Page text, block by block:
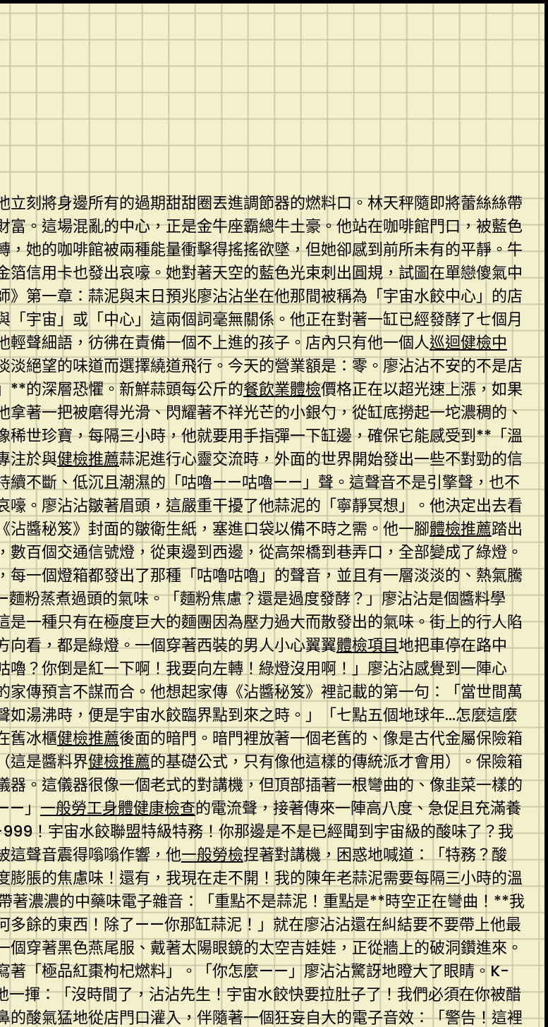
立刻將身邊所有的過期甜甜圈丟進調節器的燃料口。林天秤隨即將蕾絲絲帶
。這場混亂的中心，正是金牛座霸總牛土豪。他站在咖啡館門口，被藍色
她的咖啡館被兩種能量衝擊得搖搖欲墜，但她卻感到前所未有的平靜。牛
信用卡也發出哀嚎。她對著天空的藍色光束刺出圓規，試圖在單戀傻氣中
第一章：蒜泥與末日預兆廖沾沾坐在他那間被稱為「宇宙水餃中心」的店
宇宙」或「中心」這兩個詞毫無關係。他正在對著一缸已經發酵了七個月
聲細語，彷彿在責備一個不上進的孩子。店內只有他一個人巡迴健檢中
絕望的味道而選擇繞道飛行。今天的營業額是：零。廖沾沾不安的不是店
**的深層恐懼。新鮮蒜頭每公斤的餐飲業體檢價格正在以超光速上漲，如果
著一把被磨得光滑、閃耀著不祥光芒的小銀勺，從缸底撈起一坨濃稠的、
世珍寶，每隔三小時，他就要用手指彈一下缸邊，確保它能感受到**「溫
注於與健檢推薦蒜泥進行心靈交流時，外面的世界開始發出一些不對勁的信
續不斷、低沉且潮濕的「咕嚕——咕嚕——」聲。這聲音不是引擎聲，也不
。廖沾沾皺著眉頭，這嚴重干擾了他蒜泥的「寧靜冥想」。他決定出去看
沾醬秘笈》封面的皺衛生紙，塞進口袋以備不時之需。他一腳體檢推薦踏出
百個交通信號燈，從東邊到西邊，從高架橋到巷弄口，全部變成了綠燈。
一個燈箱都發出了那種「咕嚕咕嚕」的聲音，並且有一層淡淡的、熱氣騰
粉蒸煮過頭的氣味。「麵粉焦慮？還是過度發酵？」廖沾沾是個醬料學
一種只有在極度巨大的麵團因為壓力過大而散發出的氣味。街上的行人陷
看，都是綠燈。一個穿著西裝的男人小心翼翼體檢項目地把車停在路中
？你倒是紅一下啊！我要向左轉！綠燈沒用啊！」廖沾沾感覺到一陣心
傳預言不謀而合。他想起家傳《沾醬秘笈》裡記載的第一句：「當世間萬
如湯沸時，便是宇宙水餃臨界點到來之時。」「七點五個地球年…怎麼這麼
舊冰櫃健檢推薦後面的暗門。暗門裡放著一個老舊的、像是古代金屬保險箱
這是醬料界健檢推薦的基礎公式，只有像他這樣的傳統派才會用）。保險箱
。這儀器很像一個老式的對講機，但頂部插著一根彎曲的、像韭菜一樣的
——」一般勞工身體健康檢查的電流聲，接著傳來一陣高八度、急促且充滿養
！宇宙水餃聯盟特級特務！你那邊是不是已經聞到宇宙級的酸味了？我
這聲音震得嗡嗡作響，他一般勞檢捏著對講機，困惑地喊道：「特務？酸
膨脹的焦慮味！還有，我現在走不開！我的陳年老蒜泥需要每隔三小時的溫
濃濃的中藥味電子雜音：「重點不是蒜泥！重點是**時空正在彎曲！**我
多餘的東西！除了——你那缸蒜泥！」就在廖沾沾還在糾結要不要帶上他最
穿著黑色燕尾服、戴著太陽眼鏡的太空吉娃娃，正從牆上的破洞鑽進來。
著「極品紅棗枸杞燃料」。「你怎麼——」廖沾沾驚訝地瞪大了眼睛。K-
揮：「沒時間了，沾沾先生！宇宙水餃快要拉肚子了！我們必須在你被醋
酸氣猛地從店門口灌入，伴隨著一個狂妄自大的電子音效：「警告！這裡